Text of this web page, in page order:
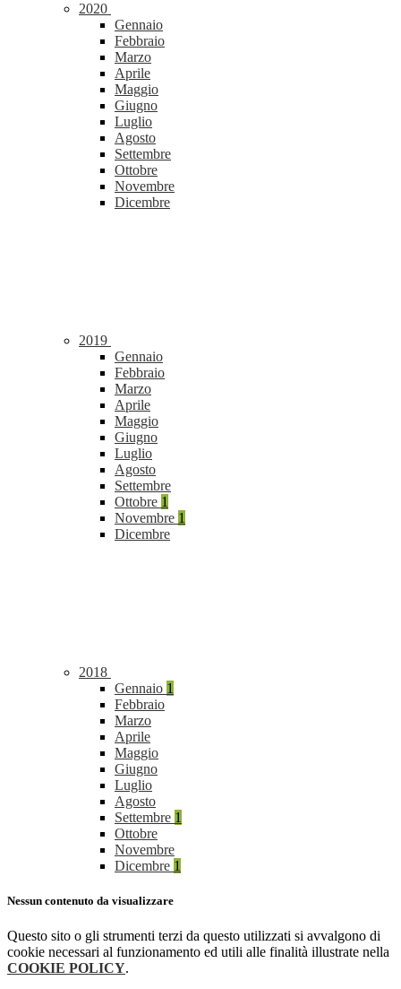
2020
Gennaio
Febbraio
Marzo
Aprile
Maggio
Giugno
Luglio
Agosto
Settembre
Ottobre
Novembre
Dicembre
2019
Gennaio
Febbraio
Marzo
Aprile
Maggio
Giugno
Luglio
Agosto
Settembre
Ottobre 1
Novembre 1
Dicembre
2018
Gennaio 1
Febbraio
Marzo
Aprile
Maggio
Giugno
Luglio
Agosto
Settembre 1
Ottobre
Novembre
Dicembre 1
Nessun contenuto da visualizzare
Questo sito o gli strumenti terzi da questo utilizzati si avvalgono di
cookie necessari al funzionamento ed utili alle finalità illustrate nella
COOKIE POLICY.